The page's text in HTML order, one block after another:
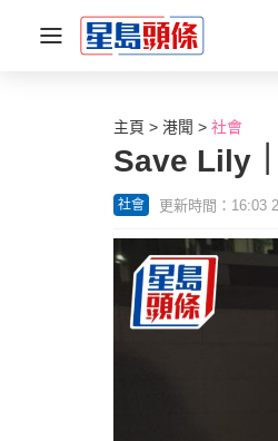
主頁 港聞 社會
Save Lily
社會 更新時間：16:03